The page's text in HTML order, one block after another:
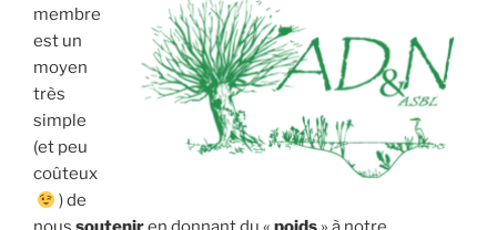
membre
est un
moyen
très
simple
(et peu
coûteux
) de